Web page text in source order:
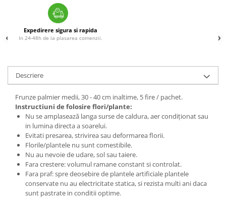
Expedirere sigura si rapida
In 24-48h de la plasarea comenzii.
Descriere
Frunze palmier medii, 30 - 40 cm inaltime, 5 fire / pachet.
Instructiuni de folosire flori/plante:
Nu se amplasează langa surse de caldura, aer condiționat sau
in lumina directa a soarelui.
Evitati presarea, strivirea sau deformarea florii.
Florile/plantele nu sunt comestibile.
Nu au nevoie de udare, sol sau taiere.
Fara crestere: volumul ramane constant si controlat.
Fara praf: spre deosebire de plantele artificiale plantele
conservate nu au electricitate statica, si rezista multi ani daca
sunt pastrate in conditii optime.